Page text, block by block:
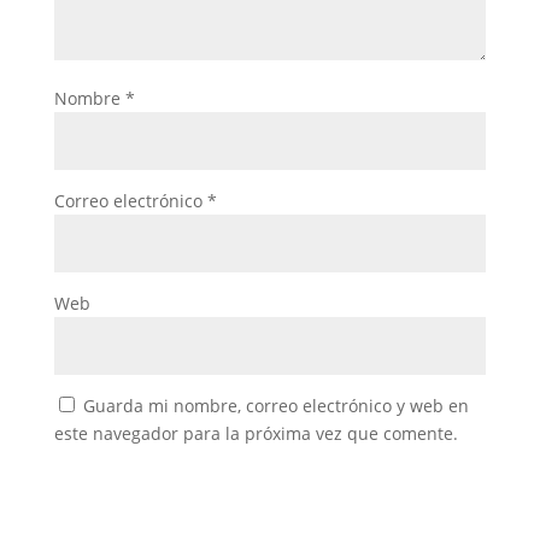
Nombre *
Correo electrónico *
Web
Guarda mi nombre, correo electrónico y web en
este navegador para la próxima vez que comente.